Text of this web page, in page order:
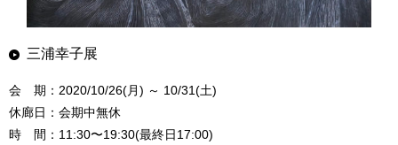
三浦幸子展
会 期：2020/10/26(月) ～ 10/31(土)
休廊日：会期中無休
時 間：11:30〜19:30(最終日17:00)